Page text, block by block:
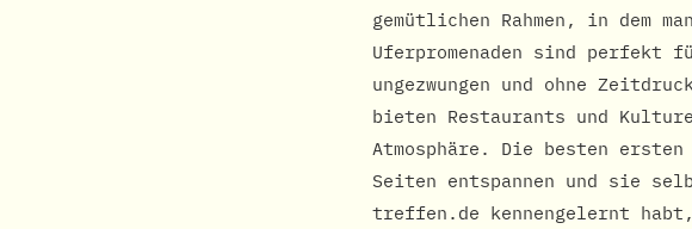
gemütlichen Rahmen, in dem
Uferpromenaden sind perfekt
ungezwungen und ohne
bieten Restaurants und
Atmosphäre. Die besten
Seiten entspannen und sie
treffen.de kennengelernt